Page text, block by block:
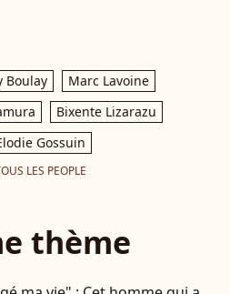
Boulay
Marc Lavoine
Bixente Lizarazu
Gossuin
LES PEOPLE
thème